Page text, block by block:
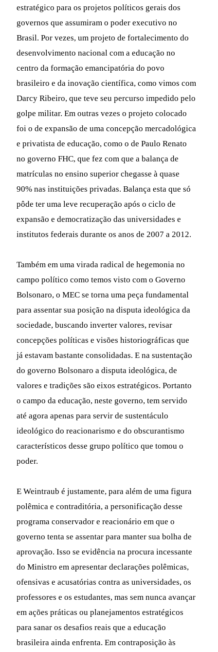
estratégico para os projetos políticos gerais dos
governos que assumiram o poder executivo no
Brasil. Por vezes, um projeto de fortalecimento do
desenvolvimento nacional com a educação no
centro da formação emancipatória do povo
brasileiro e da inovação científica, como vimos com
Darcy Ribeiro, que teve seu percurso impedido pelo
golpe militar. Em outras vezes o projeto colocado
foi o de expansão de uma concepção mercadológica
e privatista de educação, como o de Paulo Renato
no governo FHC, que fez com que a balança de
matrículas no ensino superior chegasse à quase
90% nas instituições privadas. Balança esta que só
pôde ter uma leve recuperação após o ciclo de
expansão e democratização das universidades e
institutos federais durante os anos de 2007 a 2012.
Também em uma virada radical de hegemonia no
campo político como temos visto com o Governo
Bolsonaro, o MEC se torna uma peça fundamental
para assentar sua posição na disputa ideológica da
sociedade, buscando inverter valores, revisar
concepções políticas e visões historiográficas que
já estavam bastante consolidadas. E na sustentação
do governo Bolsonaro a disputa ideológica, de
valores e tradições são eixos estratégicos. Portanto
o campo da educação, neste governo, tem servido
até agora apenas para servir de sustentáculo
ideológico do reacionarismo e do obscurantismo
característicos desse grupo político que tomou o
poder.
E Weintraub é justamente, para além de uma figura
polêmica e contraditória, a personificação desse
programa conservador e reacionário em que o
governo tenta se assentar para manter sua bolha de
aprovação. Isso se evidência na procura incessante
do Ministro em apresentar declarações polêmicas,
ofensivas e acusatórias contra as universidades, os
professores e os estudantes, mas sem nunca avançar
em ações práticas ou planejamentos estratégicos
para sanar os desafios reais que a educação
brasileira ainda enfrenta. Em contraposição às